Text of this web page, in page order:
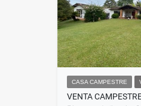
CASA CAMPESTRE